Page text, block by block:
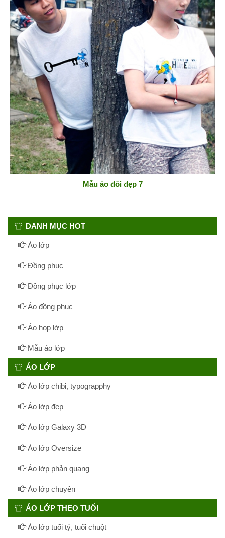
Mẫu áo đôi đẹp 7
DANH MỤC HOT
Áo lớp
Đồng phục
Đồng phục lớp
Áo đồng phục
Áo họp lớp
Mẫu áo lớp
ÁO LỚP
Áo lớp chibi, typograpphy
Áo lớp đẹp
Áo lớp Galaxy 3D
Áo lớp Oversize
Áo lớp phản quang
Áo lớp chuyên
ÁO LỚP THEO TUỔI
Áo lớp tuổi tý, tuổi chuột